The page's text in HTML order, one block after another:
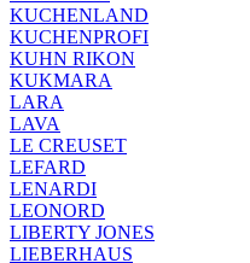
KUCHENLAND
KUCHENPROFI
KUHN RIKON
KUKMARA
LARA
LAVA
LE CREUSET
LEFARD
LENARDI
LEONORD
LIBERTY JONES
LIEBERHAUS